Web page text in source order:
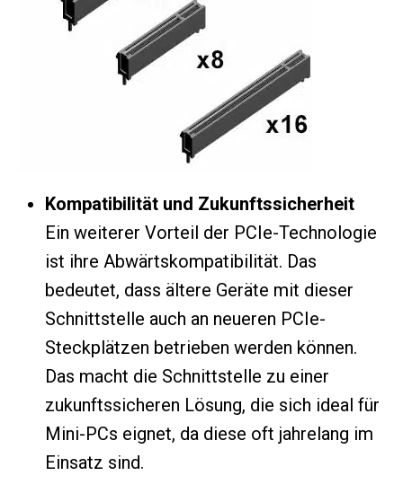
Kompatibilität und Zukunftssicherheit
Ein weiterer Vorteil der PCIe-Technologie
ist ihre Abwärtskompatibilität. Das
bedeutet, dass ältere Geräte mit dieser
Schnittstelle auch an neueren PCIe-
Steckplätzen betrieben werden können.
Das macht die Schnittstelle zu einer
zukunftssicheren Lösung, die sich ideal für
Mini-PCs eignet, da diese oft jahrelang im
Einsatz sind.